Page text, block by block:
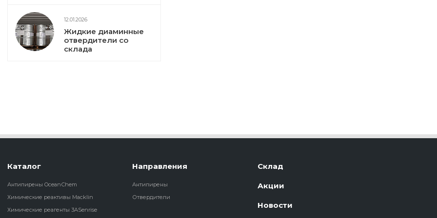
12.01.2026
Жидкие диаминные
отвердители со
склада
Каталог
Антипирены OceanСhem
Химические реактивы Macklin
Химические реагенты 3ASenrise
Направления
Антипирены
Отвердители
Склад
Акции
Новости